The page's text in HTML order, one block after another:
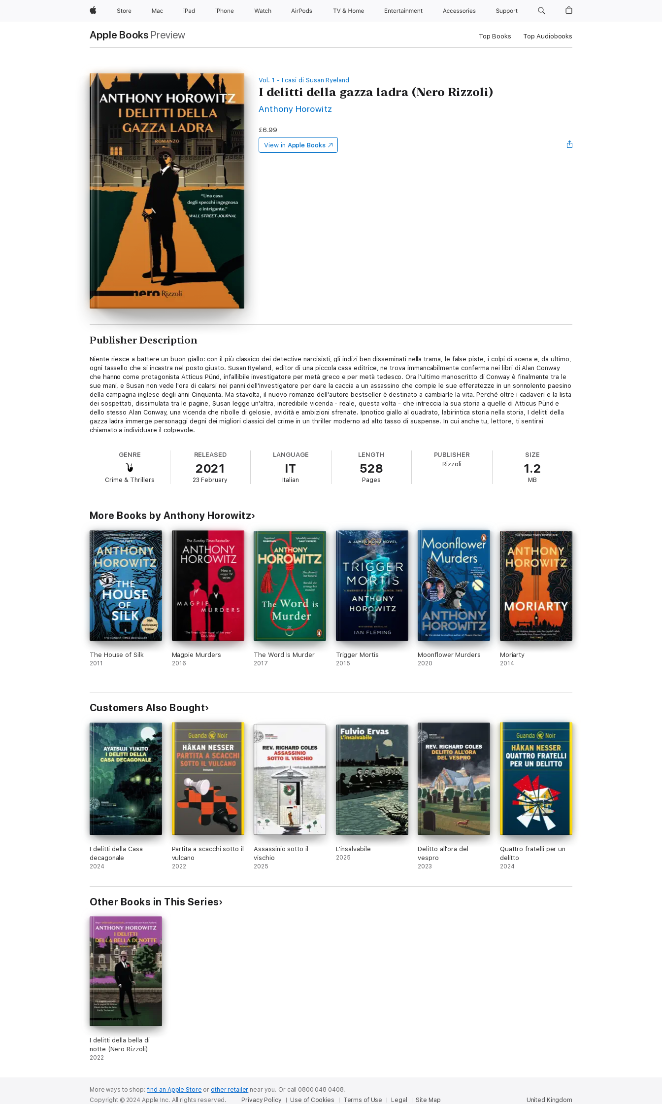
AppleStore Mac iPad iPhone Watch AirPods TV & Home Entertainment Accessories Support
Apple Books Preview Top Books Top Audiobooks
Vol. 1 - I casi di Susan Ryeland
I delitti della gazza ladra (Nero Rizzoli)
Anthony Horowitz
£6.99
View in Apple Books
Publisher Description
Niente riesce a battere un buon giallo: con il più classico dei detective narcisisti, gli indizi ben disseminati nella trama, le false piste, i colpi di scena e, da ultimo,
ogni tassello che si incastra nel posto giusto. Susan Ryeland, editor di una piccola casa editrice, ne trova immancabilmente conferma nei libri di Alan Conway
che hanno come protagonista Atticus Pünd, infallibile investigatore per metà greco e per metà tedesco. Ora l'ultimo manoscritto di Conway è finalmente tra le
sue mani, e Susan non vede l'ora di calarsi nei panni dell'investigatore per dare la caccia a un assassino che compie le sue efferatezze in un sonnolento paesino
della campagna inglese degli anni Cinquanta. Ma stavolta, il nuovo romanzo dell'autore bestseller è destinato a cambiarle la vita. Perché oltre i cadaveri e la lista
dei sospettati, dissimulata tra le pagine, Susan legge un'altra, incredibile vicenda - reale, questa volta - che intreccia la sua storia a quelle di Atticus Pünd e
dello stesso Alan Conway, una vicenda che ribolle di gelosie, avidità e ambizioni sfrenate. Ipnotico giallo al quadrato, labirintica storia nella storia, I delitti della
gazza ladra immerge personaggi degni dei migliori classici del crime in un thriller moderno ad alto tasso di suspense. In cui anche tu, lettore, ti sentirai
chiamato a individuare il colpevole.
GENRE
Crime & Thrillers
RELEASED
2021
23 February
LANGUAGE
IT
Italian
LENGTH
528
Pages
PUBLISHER
Rizzoli
SIZE
1.2
MB
More Books by Anthony Horowitz
The House of Silk
2011
Magpie Murders
2016
The Word Is Murder
2017
Trigger Mortis
2015
Moonflower Murders
2020
Moriarty
2014
Customers Also Bought
I delitti della Casa
decagonale
2024
Partita a scacchi sotto il
vulcano
2022
Assassinio sotto il
vischio
2025
L'insalvabile
2025
Delitto all'ora del
vespro
2023
Quattro fratelli per un
delitto
2024
Other Books in This Series
I delitti della bella di
notte (Nero Rizzoli)
2022
More ways to shop:find an Apple Store or other retailer near you. Or call 0800 048 0408.
United Kingdom
Copyright © 2024 Apple Inc. All rights reserved. Privacy Policy Use of Cookies Terms of Use Legal Site Map